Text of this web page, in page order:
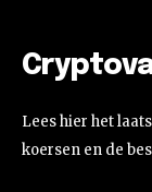
Lees hier het
koersen en de